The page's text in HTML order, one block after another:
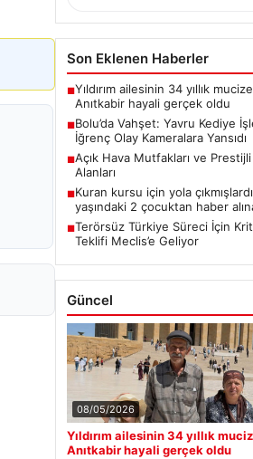
Son Eklenen Haberler
■Yıldırım ailesinin 34 yıllık
Anıtkabir hayali gerçek oldu
■Bolu’da Vahşet: Yavru Kediye
İğrenç Olay Kameralara Yansıdı
■Açık Hava Mutfakları ve
Alanları
■Kuran kursu için yola
yaşındaki 2 çocuktan haber
■Terörsüz Türkiye Süreci İçin
Teklifi Meclis’e Geliyor
Güncel
08/05/2026
Yıldırım ailesinin 34 yıllık
Anıtkabir hayali gerçek oldu